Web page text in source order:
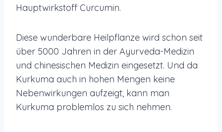
Hauptwirkstoff Curcumin.
Diese wunderbare Heilpflanze wird schon seit
über 5000 Jahren in der Ayurveda-Medizin
und chinesischen Medizin eingesetzt. Und da
Kurkuma auch in hohen Mengen keine
Nebenwirkungen aufzeigt, kann man
Kurkuma problemlos zu sich nehmen.